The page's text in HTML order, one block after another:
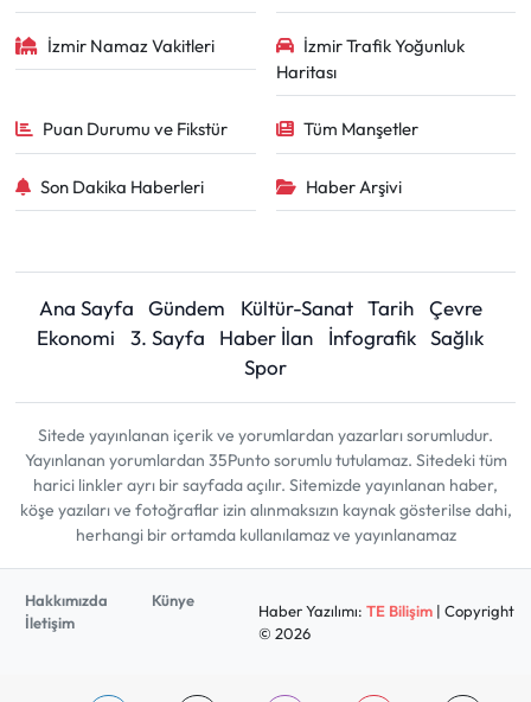
İzmir Namaz Vakitleri
İzmir Trafik Yoğunluk
Haritası
Puan Durumu ve Fikstür Tüm Manşetler
Son Dakika Haberleri Haber Arşivi
Ana Sayfa Gündem Kültür-Sanat Tarih
Çevre
Ekonomi
3. Sayfa Haber İlan İnfografik Sağlık
Spor
Sitede yayınlanan içerik ve yorumlardan yazarları sorumludur.
Yayınlanan yorumlardan 35Punto sorumlu tutulamaz. Sitedeki tüm
harici linkler ayrı bir sayfada açılır. Sitemizde yayınlanan haber,
köşe yazıları ve fotoğraflar izin alınmaksızın kaynak gösterilse dahi,
herhangi bir ortamda kullanılamaz ve yayınlanamaz
Hakkımızda
Künye
İletişim
Haber Yazılımı: TE Bilişim| Copyright
© 2026